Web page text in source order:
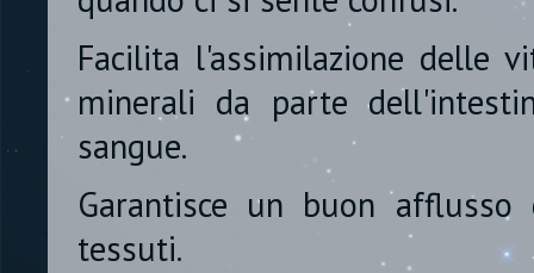
Facilita l'assimilazione delle
minerali da parte
sangue.
Garantisce un buon
tessuti.